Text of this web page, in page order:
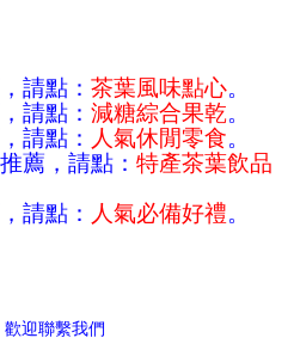
請點： 茶葉風味點心。
請點： 減糖綜合果乾。
請點： 人氣休閒零食。
薦，請點： 特產茶葉飲品
請點： 人氣必備好禮。
迎聯繫我們